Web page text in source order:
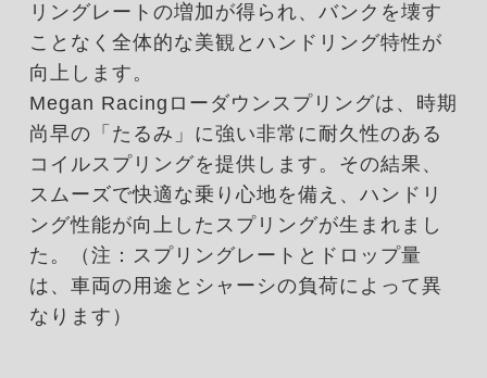
リングレートの増加が得られ、バンクを壊す
ことなく全体的な美観とハンドリング特性が
向上します。
Megan Racingローダウンスプリングは、時期
尚早の「たるみ」に強い非常に耐久性のある
コイルスプリングを提供します。その結果、
スムーズで快適な乗り心地を備え、ハンドリ
ング性能が向上したスプリングが生まれまし
た。（注：スプリングレートとドロップ量
は、車両の用途とシャーシの負荷によって異
なります）